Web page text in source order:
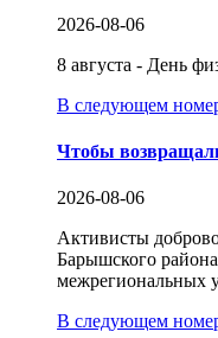
2026-08-06
8 августа - День
В следующем
Чтобы
2026-08-06
Активисты
Барышского
межрегиональных
В следующем